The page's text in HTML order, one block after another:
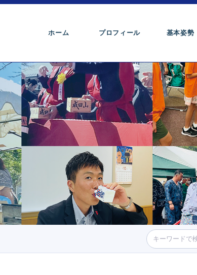
ホーム プロフィール 基本姿勢